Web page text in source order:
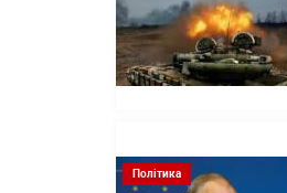
Політика